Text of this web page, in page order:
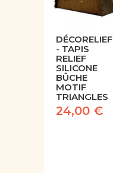
DÉCORELIEF
- TAPIS
RELIEF
SILICONE
BÛCHE
MOTIF
TRIANGLES
24,00 €